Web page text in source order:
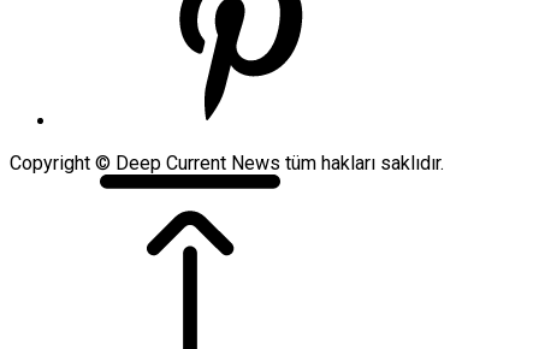
Copyright © Deep Current News tüm hakları saklıdır.